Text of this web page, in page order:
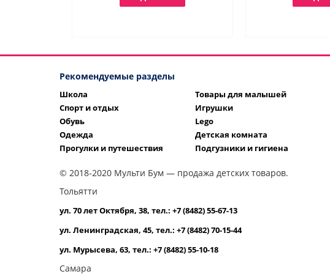
Рекомендуемые разделы
Школа
Спорт и отдых
Обувь
Одежда
Прогулки и путешествия
Товары для малышей
Игрушки
Lego
Детская комната
Подгузники и гигиена
© 2018-2020 Мульти Бум — продажа детских товаров.
Тольятти
ул. 70 лет Октября, 38, тел.: +7 (8482) 55-67-13
ул. Ленинградская, 45, тел.: +7 (8482) 70-15-44
ул. Мурысева, 63, тел.: +7 (8482) 55-10-18
Самара